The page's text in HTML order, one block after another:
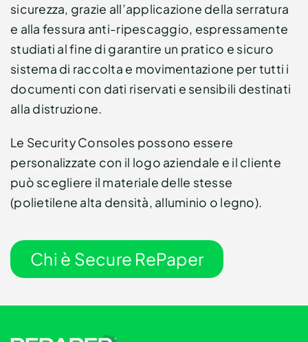
sicurezza, grazie all’applicazione della serratura
e alla fessura anti-ripescaggio, espressamente
studiati al fine di garantire un pratico e sicuro
sistema di raccolta e movimentazione per tutti i
documenti con dati riservati e sensibili destinati
alla distruzione.
Le Security Consoles possono essere
personalizzate con il logo aziendale e il cliente
può scegliere il materiale delle stesse
(polietilene alta densità, alluminio o legno).
Chi è Secure RePaper